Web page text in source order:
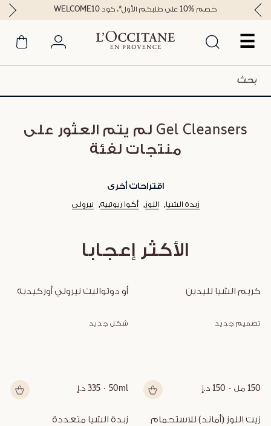
☰
خصم %10 على طلبكم الأول*، كود WELCOME10
Gel Cleansers لم يتم العثور على
منتجات لفئة
اقتراحات أخرى
زبدة الشيا اللوز أكوا ريوتييه نيرولي
الأكثر إعجابا
كريم الشيا لليدين
تصميم جديد
150 مل 150 د.إ
أو دوتواليت نيرولي أوركيديه
شكل جديد
50ml 335 د.إ
زيت اللوز (أماند) للاستحمام